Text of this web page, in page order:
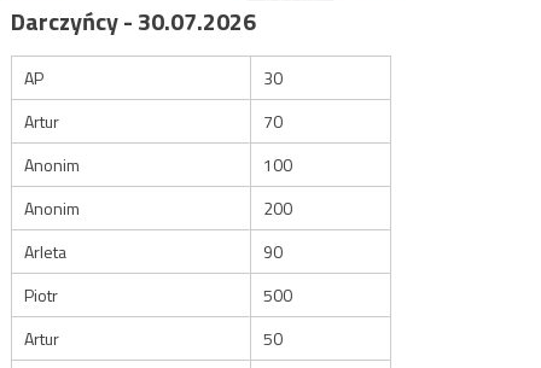
Darczyńcy - 30.07.2026
AP
30
Artur
70
Anonim
100
Anonim
200
Arleta
90
Piotr
500
Artur
50